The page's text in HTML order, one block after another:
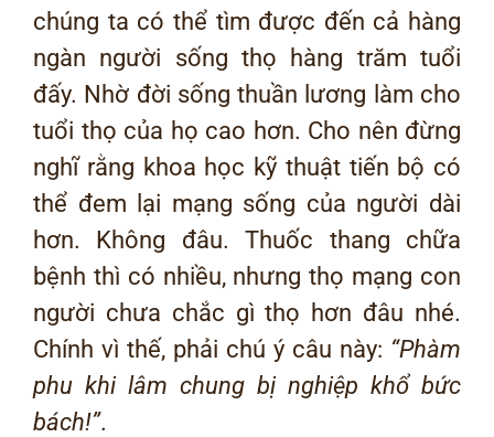
chúng ta có thể tìm được đến cả hàng
ngàn người sống thọ hàng trăm tuổi
đấy. Nhờ đời sống thuần lương làm cho
tuổi thọ của họ cao hơn. Cho nên đừng
nghĩ rằng khoa học kỹ thuật tiến bộ có
thể đem lại mạng sống của người dài
hơn. Không đâu. Thuốc thang chữa
bệnh thì có nhiều, nhưng thọ mạng con
người chưa chắc gì thọ hơn đâu nhé.
Chính vì thế, phải chú ý câu này: “Phàm
phu khi lâm chung bị nghiệp khổ bức
bách!”.